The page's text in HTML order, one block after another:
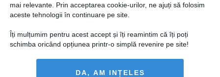
mai relevante. Prin acceptarea cookie-urilor, ne ajuți să folosim
aceste tehnologii în continuare pe site.
Îți mulțumim pentru acest accept și îți reamintim că îți poți
schimba oricând opțiunea printr-o simplă revenire pe site!
DA, AM INȚELES
Politica de confidențialitate și
© 2026 Ringier Romania. Toate